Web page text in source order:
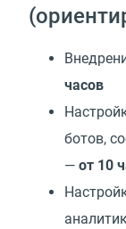
часов
ботов,
— от 10